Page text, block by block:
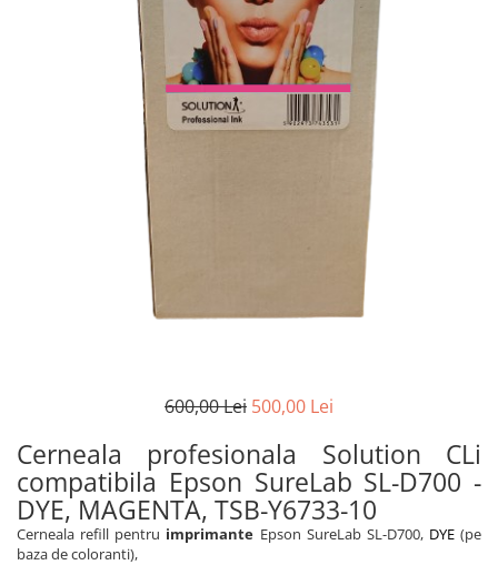
600,00 Lei 500,00 Lei
Cerneala profesionala Solution CLi
compatibila Epson SureLab SL-D700 -
DYE, MAGENTA, TSB-Y6733-10
Cerneala refill pentru imprimante Epson SureLab SL-D700, DYE(pe
baza de coloranti),